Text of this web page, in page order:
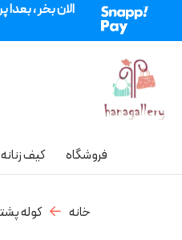
الان بخر ،
فروشگاه کیف زنانه
خانه کوله